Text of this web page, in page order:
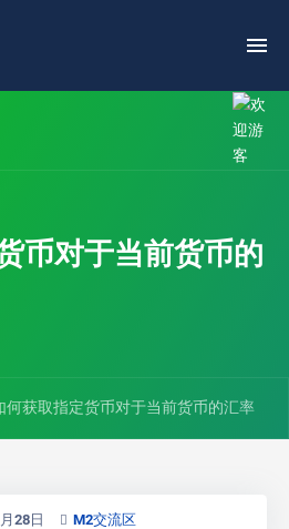
币对于当前货币的
何获取指定货币对于当前货币的汇率
28日 M2交流区